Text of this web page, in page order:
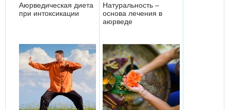
Аюрведическая диета
при интоксикации
Натуральность –
основа лечения в
аюрведе